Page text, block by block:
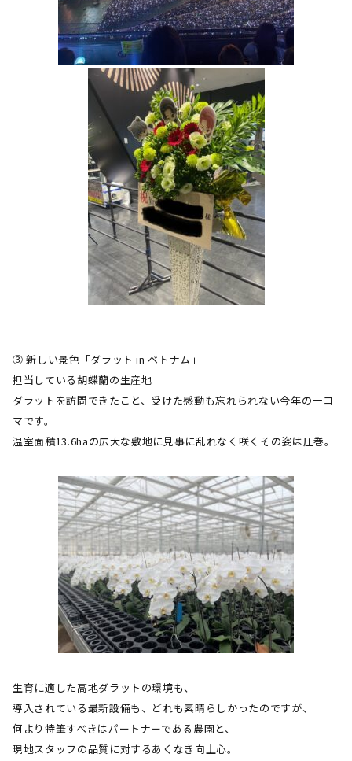
③ 新しい景色「ダラット in ベトナム」
担当している胡蝶蘭の生産地
ダラットを訪問できたこと、受けた感動も忘れられない今年の一コ
マです。
温室面積13.6haの広大な敷地に見事に乱れなく咲くその姿は圧巻。
生育に適した高地ダラットの環境も、
導入されている最新設備も、どれも素晴らしかったのですが、
何より特筆すべきはパートナーである農園と、
現地スタッフの品質に対するあくなき向上心。